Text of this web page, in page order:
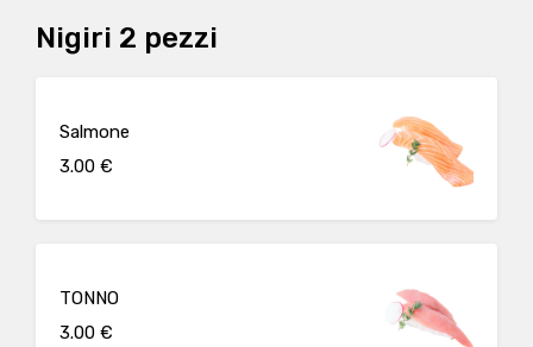
Nigiri 2 pezzi
Salmone
3.00 €
TONNO
3.00 €